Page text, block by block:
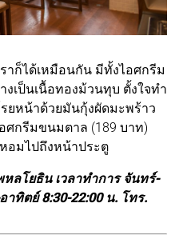
าก็ได้เหมือนกัน มีทั้งไอศกรีม
เป็นเนื้อทองม้วนทุบ ตั้งใจทำ
ยหน้าด้วยมันกุ้งผัดมะพร้าว
กรีมขนมตาล (189 บาท)
อมไปถึงหน้าประตู
หลโยธิน เวลาทำการ จันทร์-
าทิตย์ 8:30-22:00 น. โทร.